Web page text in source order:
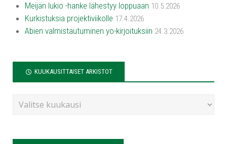
Meijän lukio -hanke lähestyy loppuaan 10.5.2026
Kurkistuksia projektiviikolle 17.4.2026
Abien valmistautuminen yo-kirjoituksiin 24.3.2026
KUUKAUSITTAISET ARKISTOT